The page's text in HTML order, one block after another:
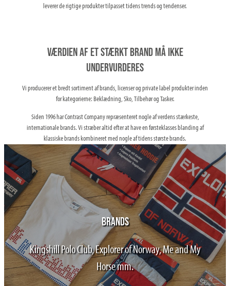
leverer de rigtige produkter tilpasset tidens trends og tendenser.
VÆRDIEN AF ET STÆRKT BRAND MÅ IKKE
UNDERVURDERES
Vi producerer et bredt sortiment af brands, licenser og private label produkter inden
for kategorierne: Beklædning, Sko, Tilbehør og Tasker.
Siden 1996 har Contrast Company repræsenteret nogle af verdens stærkeste,
internationale brands. Vi stræber altid efter at have en førsteklasses blanding af
klassiske brands kombineret med nogle af tidens største brands.
BRANDS
Kingshill Polo Club, Explorer of Norway, Me and My
Horse mm.